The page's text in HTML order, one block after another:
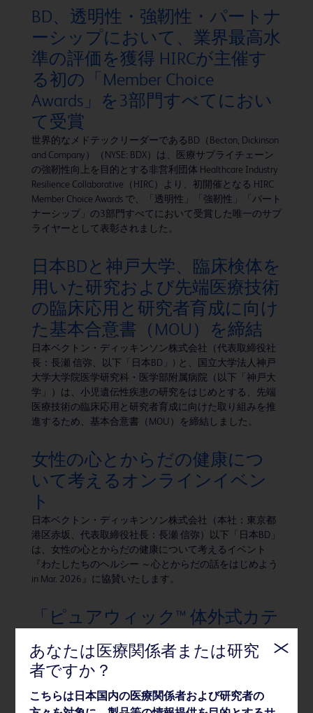
BD、透明性・強靭性・パートナ
ーシップにおいて、業界最高水
準の評価を獲得 HIRCが主催す
る初の「Member Choice
Awards」を3部門すべてにおい
て受賞
世界的なメドテックリーダーであるBD（Becton, Dickinson
and Company）（NYSE: BDX）は、医療サプライチェーン
の強靭性向上を目的とする非営利団体 Healthcare Industry
Resilience Collaborative（HIRC）より、初開催となる HIRC
Member Choice Awards で、「透明性」「強靭性」「パート
ナーシップ」の3部門すべてにおいて受賞した唯一のサプ
ライヤーとして表彰されました。
日本BDと神戸大学、臨床検体を
用いた研究および先端医療技術
の臨床応用と研究者育成に向け
た基本合意書（MOU）を締結
日本ベクトン・ディッキンソン株式会社（代表取締役社
長：長瀬 信弥、以下「日本BD」) と、国立大学法人神戸
大学大学院医学研究科・医学部附属病院（以下「神戸大
学」）は、小児遺伝性疾患の研究をはじめとする、先端
医療技術の臨床応用と研究者育成に向けた取り組みを推
進するため、基本合意書（MOU）を締結しました。
女性の心とからだの健康につ
いて考えるオンラインイベン
ト
日本ベクトン・ディッキンソン株式会社（本社：東京都
港区赤坂、代表取締役社長：長瀬 信弥）以下「日本BD」
は、女性の心とからだの健康について考えるイベント
『わたしたちのヘルシー ～心とからだの話をはじめよう
in Mar. 2026』に協賛いたします。
「ピュアウィック™ 体外式カテ
ーテル」女性用、男性用製品を
新発売
BDのグループ会社である株式会社メディコン（本社：大
阪府大阪市、代表取締役社長：長瀬信弥）は、2026年2
月16日、体内に留置しない非侵襲的な排尿ケアシステム
あなたは医療関係者または研究
者ですか？
こちらは日本国内の医療関係者および研究者の